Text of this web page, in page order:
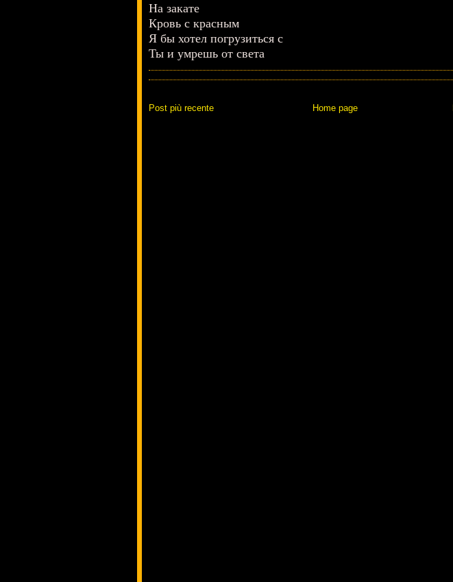
На закате
Кровь с красным
Я бы хотел погрузиться с
Ты и умрешь от света
Post più recente Home page